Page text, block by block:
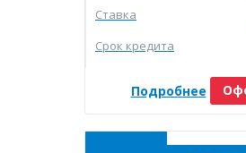
Ставка
Срок кредита
Подробнее